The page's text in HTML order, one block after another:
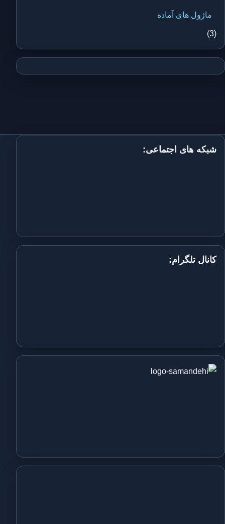
ماژول های آماده
(3)
شبکه های اجتماعی:
کانال تلگرام: